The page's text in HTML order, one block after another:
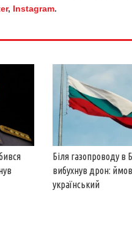
, Instagram.
Біля газопроводу в
вибухнув дрон:
український